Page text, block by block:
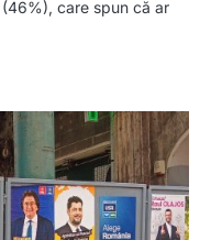
care spun că ar